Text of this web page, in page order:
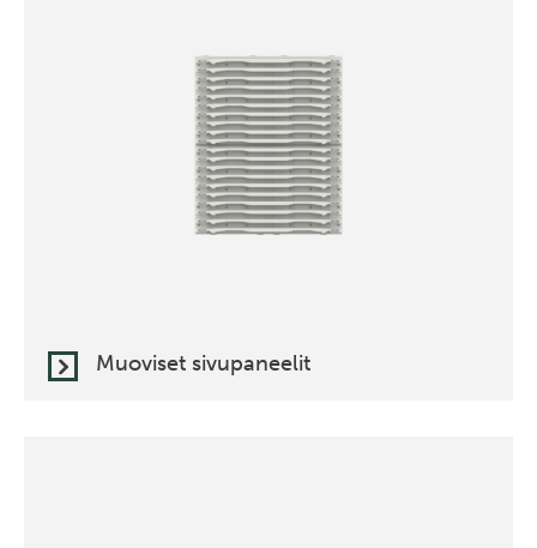
Muoviset sivupaneelit